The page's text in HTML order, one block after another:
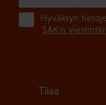
Hyväksyn
SAK:n
Tilaa